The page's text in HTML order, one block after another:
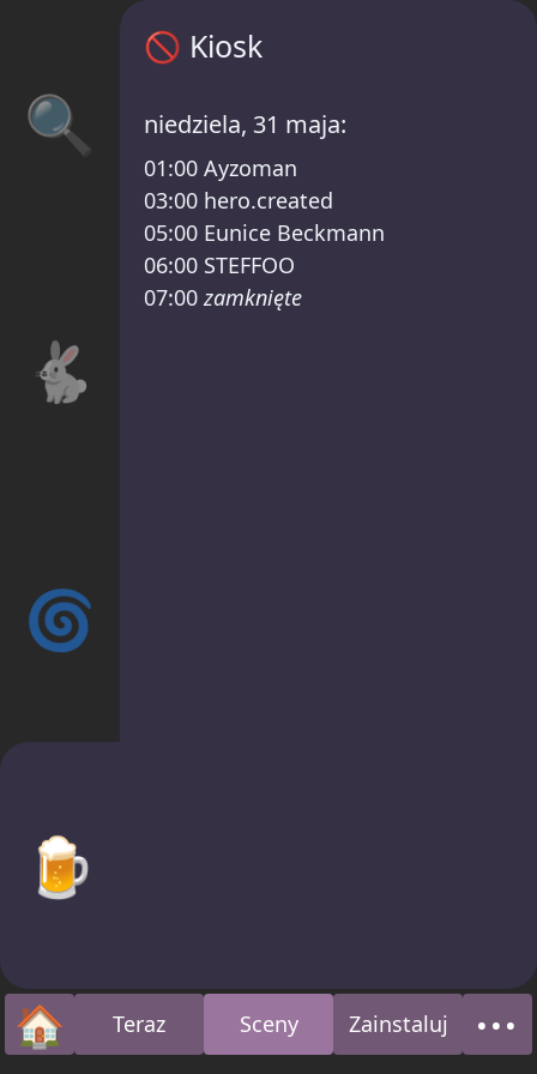
🔍
🐇
🌀
🍺
Kiosk harmonogram – Katernacht Lineup
🚫 Kiosk
niedziela, 31 maja:
01:00 Ayzoman
03:00 hero.created
05:00 Eunice Beckmann
06:00 STEFFOO
07:00zamknięte
🏠Strona główna
Teraz Sceny Zainstaluj •••
O